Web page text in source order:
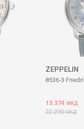
ZEPPELIN
8536-3
13.374 МКД
22.290МКД